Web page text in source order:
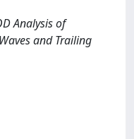
Analysis of
and Trailing